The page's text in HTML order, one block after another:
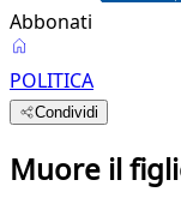
Abbonati
POLITICA
Condividi
Muore il